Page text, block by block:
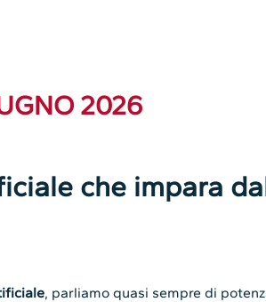
2026
che impara
, parliamo quasi sempre di